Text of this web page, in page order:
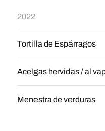
2022
Tortilla de Espárragos
Acelgas hervidas / al
Menestra de verduras